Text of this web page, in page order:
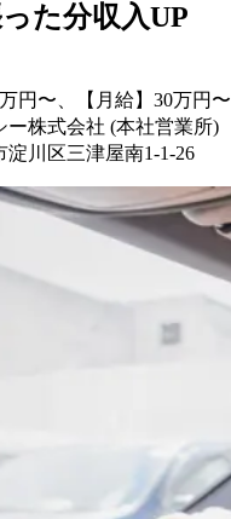
た分収入UP
万円〜、【月給】30万円〜
ー株式会社 (本社営業所)
淀川区三津屋南1-1-26